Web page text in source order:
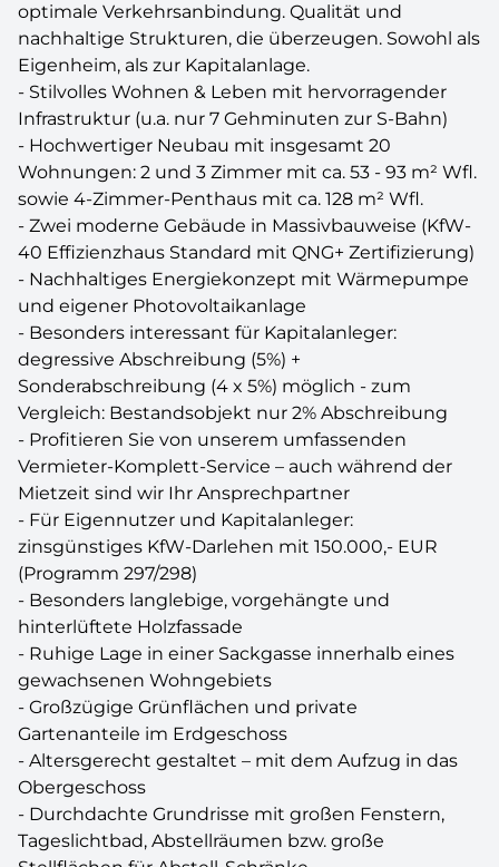
optimale Verkehrsanbindung. Qualität und
nachhaltige Strukturen, die überzeugen. Sowohl als
Eigenheim, als zur Kapitalanlage.
- Stilvolles Wohnen & Leben mit hervorragender
Infrastruktur (u.a. nur 7 Gehminuten zur S-Bahn)
- Hochwertiger Neubau mit insgesamt 20
Wohnungen: 2 und 3 Zimmer mit ca. 53 - 93 m² Wfl.
sowie 4-Zimmer-Penthaus mit ca. 128 m² Wfl.
- Zwei moderne Gebäude in Massivbauweise (KfW-
40 Effizienzhaus Standard mit QNG+ Zertifizierung)
- Nachhaltiges Energiekonzept mit Wärmepumpe
und eigener Photovoltaikanlage
- Besonders interessant für Kapitalanleger:
degressive Abschreibung (5%) +
Sonderabschreibung (4 x 5%) möglich - zum
Vergleich: Bestandsobjekt nur 2% Abschreibung
- Profitieren Sie von unserem umfassenden
Vermieter-Komplett-Service – auch während der
Mietzeit sind wir Ihr Ansprechpartner
- Für Eigennutzer und Kapitalanleger:
zinsgünstiges KfW-Darlehen mit 150.000,- EUR
(Programm 297/298)
- Besonders langlebige, vorgehängte und
hinterlüftete Holzfassade
- Ruhige Lage in einer Sackgasse innerhalb eines
gewachsenen Wohngebiets
- Großzügige Grünflächen und private
Gartenanteile im Erdgeschoss
- Altersgerecht gestaltet – mit dem Aufzug in das
Obergeschoss
- Durchdachte Grundrisse mit großen Fenstern,
Tageslichtbad, Abstellräumen bzw. große